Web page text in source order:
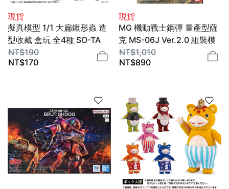
現貨
擬真模型 1/1 大扁鍬形蟲 造
型收藏 盒玩 全4種 SO-TA
NT$190
NT$170
現貨
MG 機動戰士鋼彈 量產型薩
克 MS-06J Ver.2.0 組裝模
型 1/100 BANDAI SPIRITS
NT$1,010
NT$890